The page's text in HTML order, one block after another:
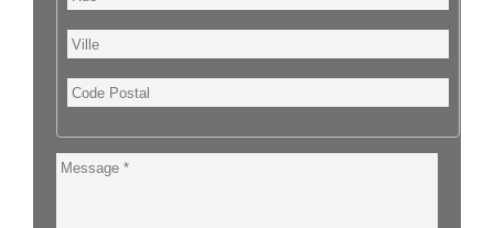
Ville
Code
Postal
Message